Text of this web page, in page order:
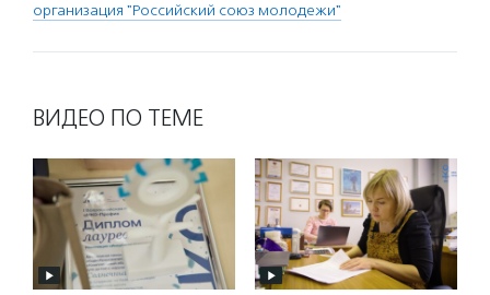
организация "Российский союз молодежи"
ВИДЕО ПО ТЕМЕ